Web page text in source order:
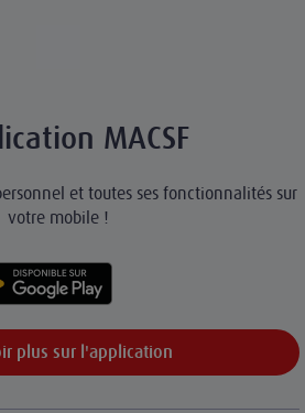
MACSF
et toutes ses fonctionnalités sur
votre mobile !
plus sur l'application